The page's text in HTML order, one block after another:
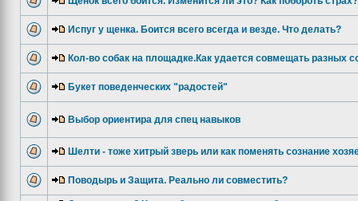
Испуг у щенка. Боится всего всегда и везде. Что делать?
Кол-во собак на площадке.Как удается совмещать разных
Букет поведенческих "радостей"
Выбор ориентира для спец навыков
Шелти - тоже хитрый зверь или как поменять сознание
Поводырь и Защита. Реально ли совместить?